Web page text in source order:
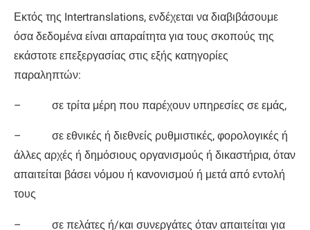
Εκτός της Intertranslations, ενδέχεται να διαβιβάσουμε
όσα δεδομένα είναι απαραίτητα για τους σκοπούς της
εκάστοτε επεξεργασίας στις εξής κατηγορίες
παραληπτών:
– σε τρίτα μέρη που παρέχουν υπηρεσίες σε εμάς,
– σε εθνικές ή διεθνείς ρυθμιστικές, φορολογικές ή
άλλες αρχές ή δημόσιους οργανισμούς ή δικαστήρια, όταν
απαιτείται βάσει νόμου ή κανονισμού ή μετά από εντολή
τους
– σε πελάτες ή/και συνεργάτες όταν απαιτείται για